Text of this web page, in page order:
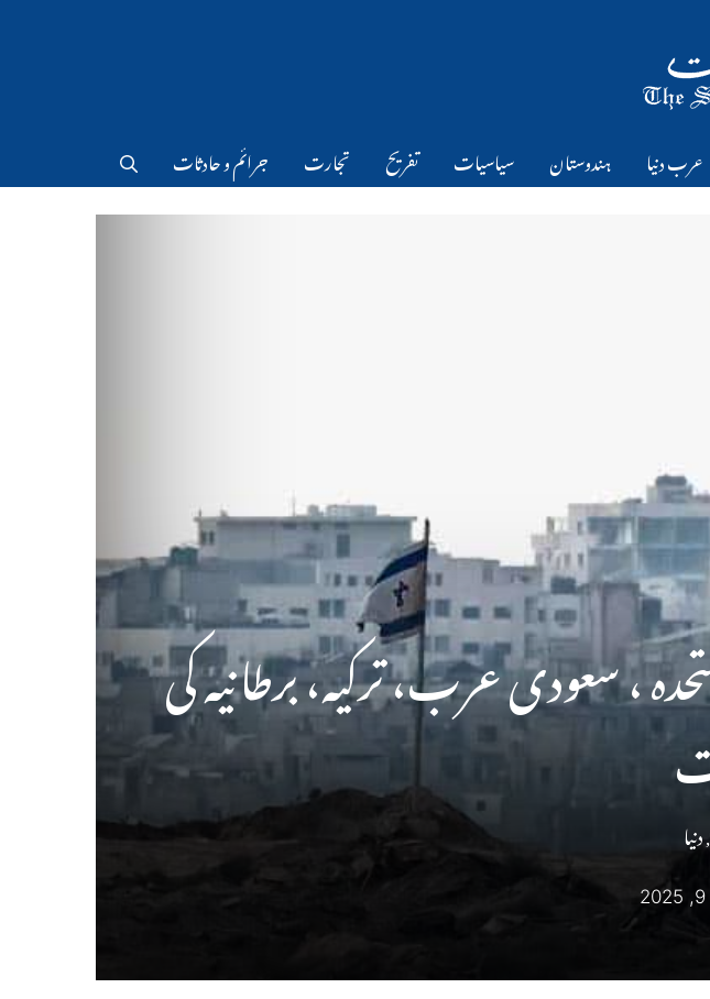
عرب دنیا ہندوستان سیاسیات تفریح تجارت جرائم و حادثات
، سعودی عرب، ترکیہ، برطانیہ کی
,دنیا